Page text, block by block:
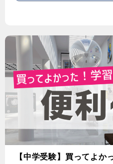
【中学受験】買ってよか